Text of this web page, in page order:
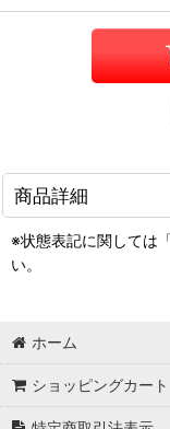
商品詳細
※状態表記に関しては
い。
ホーム
ショッピングカート